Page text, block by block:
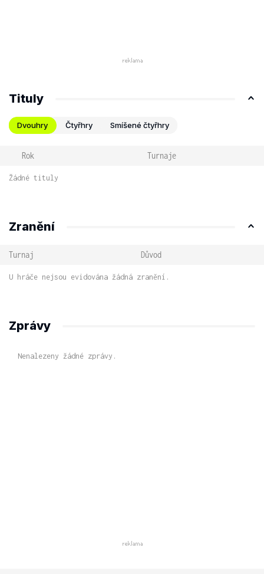
Tituly
Dvouhry Čtyřhry Smíšené čtyřhry
Rok Turnaje
Žádné tituly
Zranění
Turnaj Důvod
U hráče nejsou evidována žádná zranění.
Zprávy
Nenalezeny žádné zprávy.